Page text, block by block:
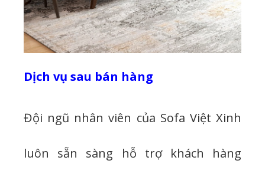
Dịch vụ sau bán hàng
Đội ngũ nhân viên của Sofa Việt Xinh
luôn sẵn sàng hỗ trợ khách hàng